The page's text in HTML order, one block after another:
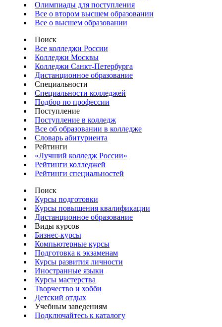
Олимпиады для поступления
Все о втором высшем образовании
Все о высшем образовании
Поиск
Все колледжи России
Колледжи Москвы
Колледжи Санкт-Петербурга
Дистанционное образование
Специальности
Специальности колледжей
Подбор по профессии
Поступление
Поступление в колледж
Все об образовании в колледже
Словарь абитуриента
Рейтинги
«Лучший колледж России»
Рейтинги колледжей
Рейтинги специальностей
Поиск
Курсы подготовки
Курсы повышения квалификации
Дистанционное образование
Виды курсов
Бизнес-курсы
Компьютерные курсы
Подготовка к экзаменам
Курсы развития личности
Иностранные языки
Курсы мастерства
Творчество и хобби
Детский отдых
Учебным заведениям
Подключайтесь к каталогу